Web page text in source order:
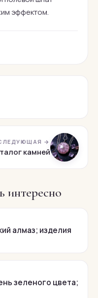
эффектом.
→
камней
интересно
алмаз; изделия
зеленого цвета;